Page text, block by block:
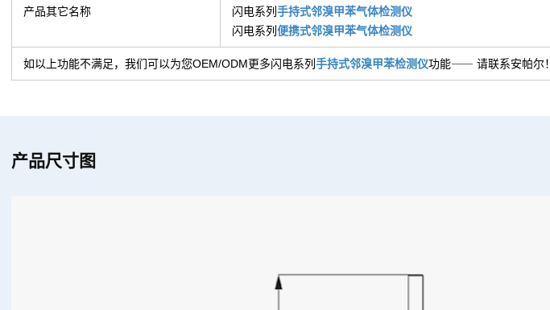
产品其它名称 闪电系列 手持式邻溴甲苯气体检测仪
闪电系列 便携式邻溴甲苯气体检测仪
如以上功能不满足，我们可以为您OEM/ODM更多闪电系列 手持式邻溴甲苯检测仪功能⸺ 请联系安帕尔！
产品尺寸图